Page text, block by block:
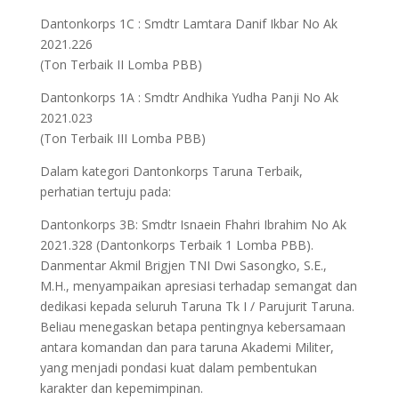
Dantonkorps 1C : Smdtr Lamtara Danif Ikbar No Ak
2021.226
(Ton Terbaik II Lomba PBB)
Dantonkorps 1A : Smdtr Andhika Yudha Panji No Ak
2021.023
(Ton Terbaik III Lomba PBB)
Dalam kategori Dantonkorps Taruna Terbaik,
perhatian tertuju pada:
Dantonkorps 3B: Smdtr Isnaein Fhahri Ibrahim No Ak
2021.328 (Dantonkorps Terbaik 1 Lomba PBB).
Danmentar Akmil Brigjen TNI Dwi Sasongko, S.E.,
M.H., menyampaikan apresiasi terhadap semangat dan
dedikasi kepada seluruh Taruna Tk I / Parujurit Taruna.
Beliau menegaskan betapa pentingnya kebersamaan
antara komandan dan para taruna Akademi Militer,
yang menjadi pondasi kuat dalam pembentukan
karakter dan kepemimpinan.